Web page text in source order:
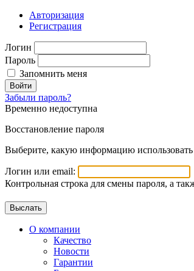
Авторизация
Регистрация
Логин
Пароль
Запомнить меня
Войти
Забыли пароль?
Временно недоступна
Восстановление пароля
Выберите, какую информацию использовать
Логин или email:
Контрольная строка для смены пароля, а
О компании
Качество
Новости
Гарантии